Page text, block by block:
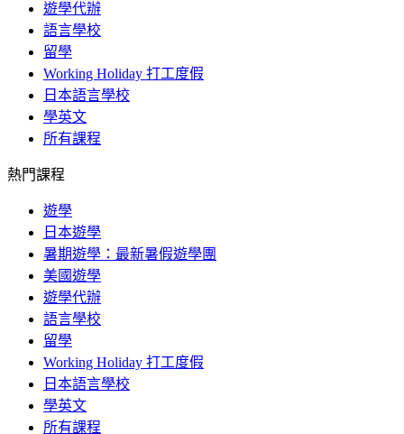
遊學代辦
語言學校
留學
Working Holiday 打工度假
日本語言學校
學英文
所有課程
熱門課程
遊學
日本遊學
暑期遊學：最新暑假遊學團
美國遊學
遊學代辦
語言學校
留學
Working Holiday 打工度假
日本語言學校
學英文
所有課程